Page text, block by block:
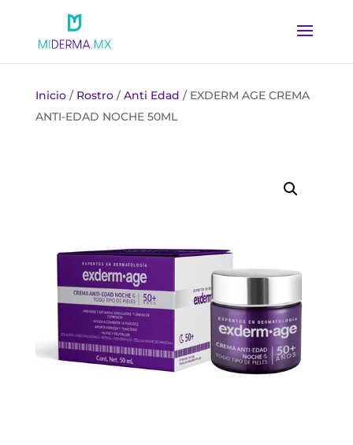
Inicio/ Rostro/Anti Edad / EXDERM AGE CREMA
ANTI-EDAD NOCHE 50ML